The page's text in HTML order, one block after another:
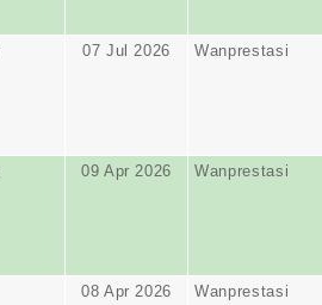
07 Jul 2026 Wanprestasi
09 Apr 2026 Wanprestasi
08 Apr 2026 Wanprestasi